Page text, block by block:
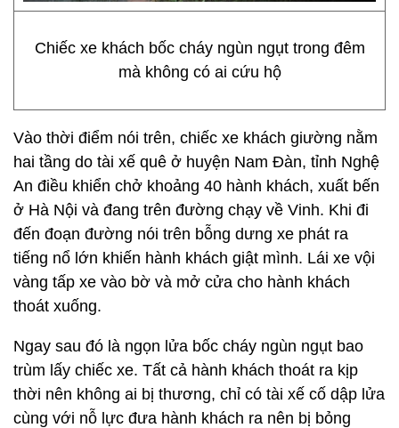
Chiếc xe khách bốc cháy ngùn ngụt trong đêm
mà không có ai cứu hộ
Vào thời điểm nói trên, chiếc xe khách giường nằm
hai tầng do tài xế quê ở huyện Nam Đàn, tỉnh Nghệ
An điều khiển chở khoảng 40 hành khách, xuất bến
ở Hà Nội và đang trên đường chạy về Vinh. Khi đi
đến đoạn đường nói trên bỗng dưng xe phát ra
tiếng nổ lớn khiến hành khách giật mình. Lái xe vội
vàng tấp xe vào bờ và mở cửa cho hành khách
thoát xuống.
Ngay sau đó là ngọn lửa bốc cháy ngùn ngụt bao
trùm lấy chiếc xe. Tất cả hành khách thoát ra kịp
thời nên không ai bị thương, chỉ có tài xế cố dập lửa
cùng với nỗ lực đưa hành khách ra nên bị bỏng